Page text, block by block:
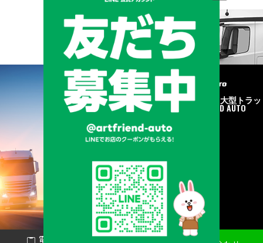
電話で問い合わせ
メーカーと形状から探す
BRAND & TYPE
©2020中古トラック・大型トラッ
ク販売はART FRIEND AUTO